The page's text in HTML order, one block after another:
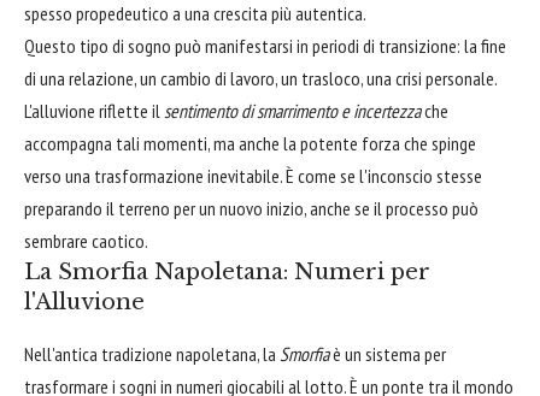
spesso propedeutico a una crescita più autentica.
Questo tipo di sogno può manifestarsi in periodi di transizione: la fine
di una relazione, un cambio di lavoro, un trasloco, una crisi personale.
L'alluvione riflette ilsentimento di smarrimento e incertezzache
accompagna tali momenti, ma anche la potente forza che spinge
verso una trasformazione inevitabile. È come se l'inconscio stesse
preparando il terreno per un nuovo inizio, anche se il processo può
sembrare caotico.
La Smorfia Napoletana: Numeri per
l'Alluvione
Nell'antica tradizione napoletana, la Smorfiaè un sistema per
trasformare i sogni in numeri giocabili al lotto. È un ponte tra il mondo